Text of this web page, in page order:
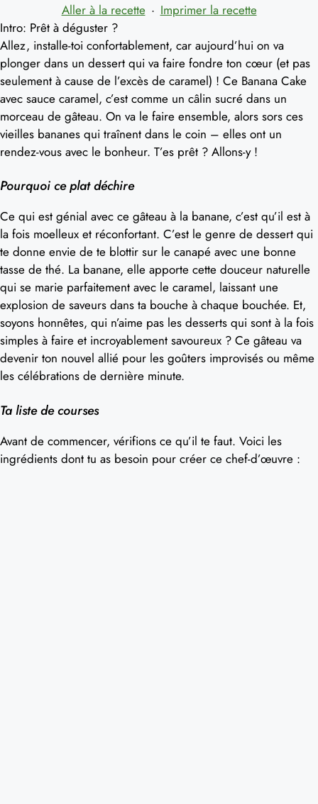
Aller à la recette · Imprimer la recette
Intro: Prêt à déguster ?
Allez, installe-toi confortablement, car aujourd’hui on va
plonger dans un dessert qui va faire fondre ton cœur (et pas
seulement à cause de l’excès de caramel) ! Ce Banana Cake
avec sauce caramel, c’est comme un câlin sucré dans un
morceau de gâteau. On va le faire ensemble, alors sors ces
vieilles bananes qui traînent dans le coin – elles ont un
rendez-vous avec le bonheur. T’es prêt ? Allons-y !
Pourquoi ce plat déchire
Ce qui est génial avec ce gâteau à la banane, c’est qu’il est à
la fois moelleux et réconfortant. C’est le genre de dessert qui
te donne envie de te blottir sur le canapé avec une bonne
tasse de thé. La banane, elle apporte cette douceur naturelle
qui se marie parfaitement avec le caramel, laissant une
explosion de saveurs dans ta bouche à chaque bouchée. Et,
soyons honnêtes, qui n’aime pas les desserts qui sont à la fois
simples à faire et incroyablement savoureux ? Ce gâteau va
devenir ton nouvel allié pour les goûters improvisés ou même
les célébrations de dernière minute.
Ta liste de courses
Avant de commencer, vérifions ce qu’il te faut. Voici les
ingrédients dont tu as besoin pour créer ce chef-d’œuvre :